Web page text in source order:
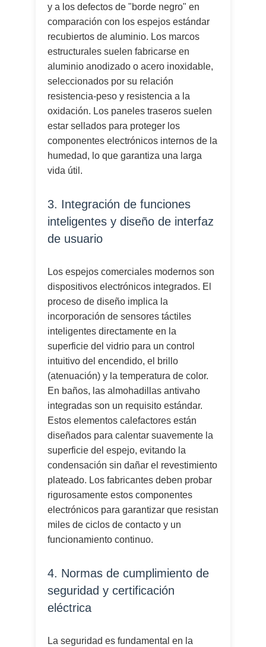
y a los defectos de "borde negro" en
comparación con los espejos estándar
recubiertos de aluminio. Los marcos
estructurales suelen fabricarse en
aluminio anodizado o acero inoxidable,
seleccionados por su relación
resistencia-peso y resistencia a la
oxidación. Los paneles traseros suelen
estar sellados para proteger los
componentes electrónicos internos de la
humedad, lo que garantiza una larga
vida útil.
3. Integración de funciones
inteligentes y diseño de interfaz
de usuario
Los espejos comerciales modernos son
dispositivos electrónicos integrados. El
proceso de diseño implica la
incorporación de sensores táctiles
inteligentes directamente en la
superficie del vidrio para un control
intuitivo del encendido, el brillo
(atenuación) y la temperatura de color.
En baños, las almohadillas antivaho
integradas son un requisito estándar.
Estos elementos calefactores están
diseñados para calentar suavemente la
superficie del espejo, evitando la
condensación sin dañar el revestimiento
plateado. Los fabricantes deben probar
rigurosamente estos componentes
electrónicos para garantizar que resistan
miles de ciclos de contacto y un
funcionamiento continuo.
4. Normas de cumplimiento de
seguridad y certificación
eléctrica
La seguridad es fundamental en la